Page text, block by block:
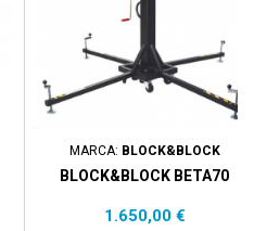
MARCA: BLOCK&BLOCK
BLOCK&BLOCK BETA70
Prezzo
1.650,00 €